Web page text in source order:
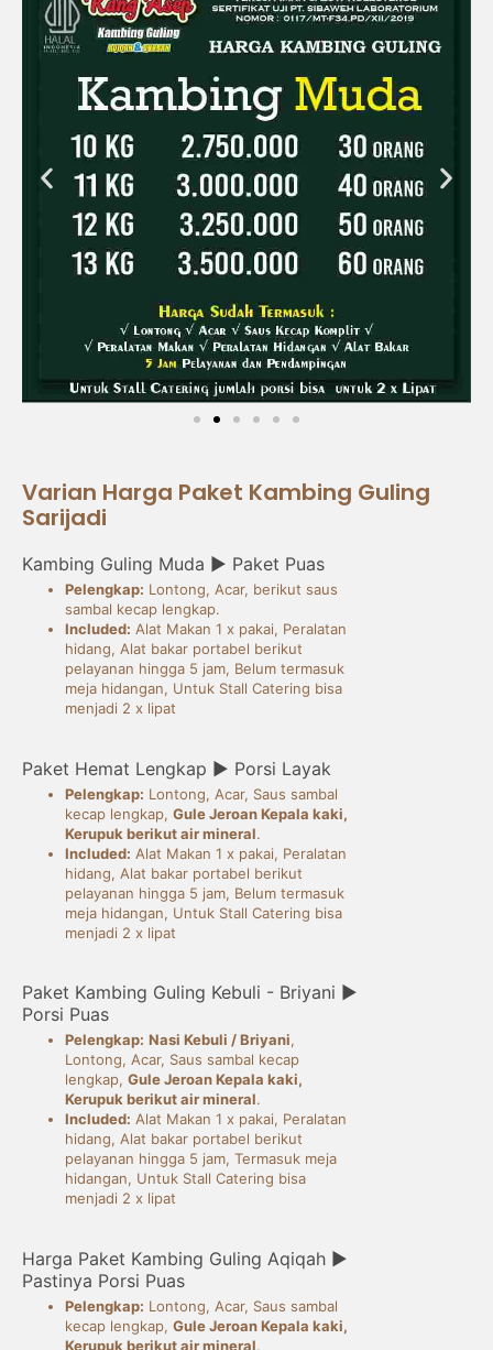
Varian Harga Paket Kambing Guling
Sarijadi
Kambing Guling Muda ► Paket Puas
Pelengkap: Lontong, Acar, berikut saus
sambal kecap lengkap.
Included: Alat Makan 1 x pakai, Peralatan
hidang, Alat bakar portabel berikut
pelayanan hingga 5 jam, Belum termasuk
meja hidangan, Untuk Stall Catering bisa
menjadi 2 x lipat
Paket Hemat Lengkap ► Porsi Layak
Pelengkap: Lontong, Acar, Saus sambal
kecap lengkap, Gule Jeroan Kepala kaki,
Kerupuk berikut air mineral.
Included: Alat Makan 1 x pakai, Peralatan
hidang, Alat bakar portabel berikut
pelayanan hingga 5 jam, Belum termasuk
meja hidangan, Untuk Stall Catering bisa
menjadi 2 x lipat
Paket Kambing Guling Kebuli - Briyani ►
Porsi Puas
Pelengkap: Nasi Kebuli / Briyani,
Lontong, Acar, Saus sambal kecap
lengkap, Gule Jeroan Kepala kaki,
Kerupuk berikut air mineral.
Included: Alat Makan 1 x pakai, Peralatan
hidang, Alat bakar portabel berikut
pelayanan hingga 5 jam, Termasuk meja
hidangan, Untuk Stall Catering bisa
menjadi 2 x lipat
Harga Paket Kambing Guling Aqiqah ►
Pastinya Porsi Puas
Pelengkap: Lontong, Acar, Saus sambal
kecap lengkap, Gule Jeroan Kepala kaki,
Kerupuk berikut air mineral.